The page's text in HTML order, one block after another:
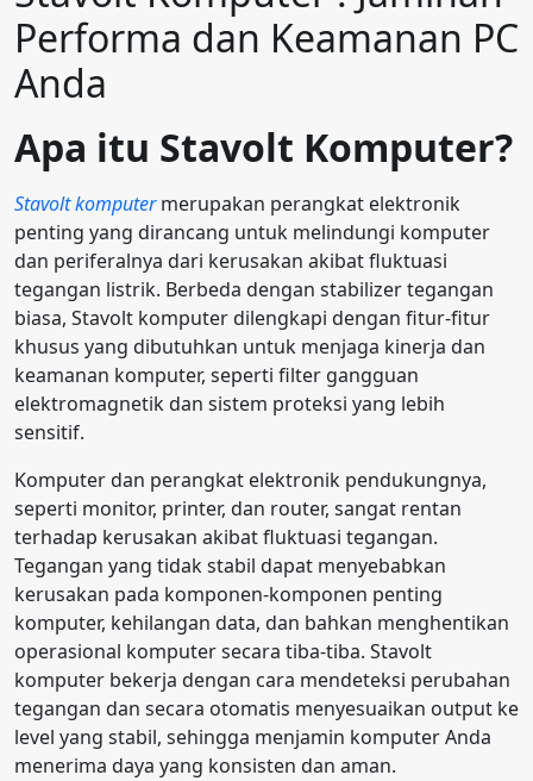
Performa dan Keamanan PC
Anda
Apa itu Stavolt Komputer?
Stavolt komputermerupakan perangkat elektronik
penting yang dirancang untuk melindungi komputer
dan periferalnya dari kerusakan akibat fluktuasi
tegangan listrik. Berbeda dengan stabilizer tegangan
biasa, Stavolt komputer dilengkapi dengan fitur-fitur
khusus yang dibutuhkan untuk menjaga kinerja dan
keamanan komputer, seperti filter gangguan
elektromagnetik dan sistem proteksi yang lebih
sensitif.
Komputer dan perangkat elektronik pendukungnya,
seperti monitor, printer, dan router, sangat rentan
terhadap kerusakan akibat fluktuasi tegangan.
Tegangan yang tidak stabil dapat menyebabkan
kerusakan pada komponen-komponen penting
komputer, kehilangan data, dan bahkan menghentikan
operasional komputer secara tiba-tiba. Stavolt
komputer bekerja dengan cara mendeteksi perubahan
tegangan dan secara otomatis menyesuaikan output ke
level yang stabil, sehingga menjamin komputer Anda
menerima daya yang konsisten dan aman.